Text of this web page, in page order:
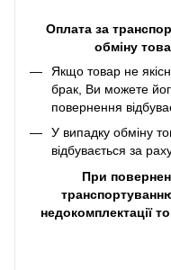
Оплата за
обміну
Якщо товар не
брак, Ви можете
повернення
У випадку обміну
відбувається за
При
недокомплектації